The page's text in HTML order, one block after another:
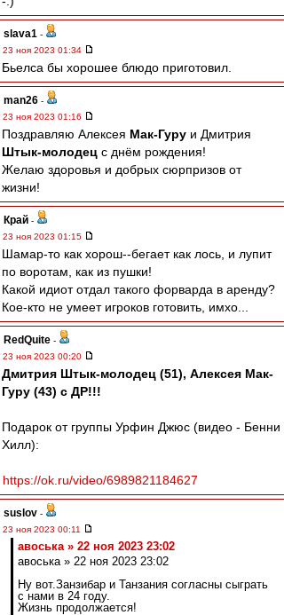
slava1 -
23 ноя 2023 01:34
Бьелса бы хорошее блюдо приготовил.
man26 -
23 ноя 2023 01:16
Поздравляю Алексея Мак-Гуру и Дмитрия
Штык-молодец с днём рождения!
Желаю здоровья и добрых сюрпризов от
жизни!
Край -
23 ноя 2023 01:15
Шамар-то как хорош--бегает как лось, и лупит
по воротам, как из пушки!
Какой идиот отдал такого форварда в аренду?
Кое-кто не умеет игроков готовить, имхо...
RedQuite -
23 ноя 2023 00:20
Дмитрия Штык-молодец (51), Алексея Мак-
Гуру (43) с ДР!!!
Подарок от группы Урфин Джюс (видео - Бенни
Хилл):
https://ok.ru/video/6989821184627
suslov -
23 ноя 2023 00:11
авоська » 22 ноя 2023 23:02
авоська » 22 ноя 2023 23:02
Ну вот.Занзибар и Танзания согласны сыграть
с нами в 24 году.
Жизнь продолжается!